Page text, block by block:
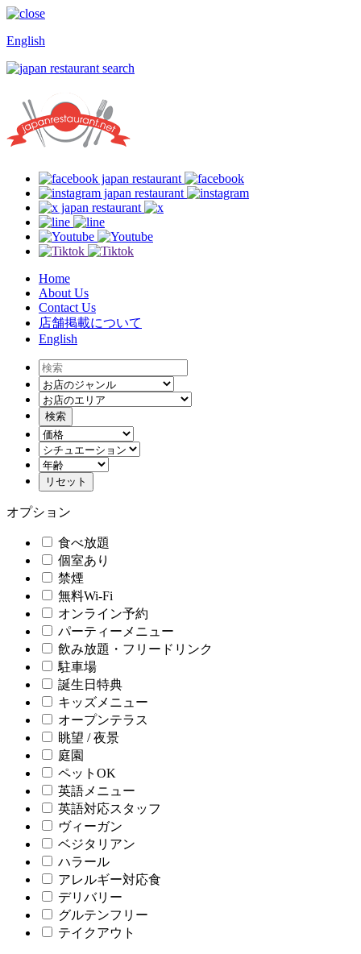
English
Home
About Us
Contact Us
店舗掲載について
English
オプション
食べ放題
個室あり
禁煙
無料Wi-Fi
オンライン予約
パーティーメニュー
飲み放題・フリードリンク
駐車場
誕生日特典
キッズメニュー
オープンテラス
眺望 / 夜景
庭園
ペットOK
英語メニュー
英語対応スタッフ
ヴィーガン
ベジタリアン
ハラール
アレルギー対応食
デリバリー
グルテンフリー
テイクアウト